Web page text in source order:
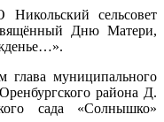
сельсовет
Дню Матери,
глава муниципального
района Д.
сада «Солнышко»